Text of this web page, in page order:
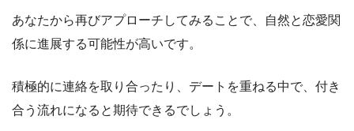
あなたから再びアプローチしてみることで、自然と恋愛関
係に進展する可能性が高いです。
積極的に連絡を取り合ったり、デートを重ねる中で、付き
合う流れになると期待できるでしょう。